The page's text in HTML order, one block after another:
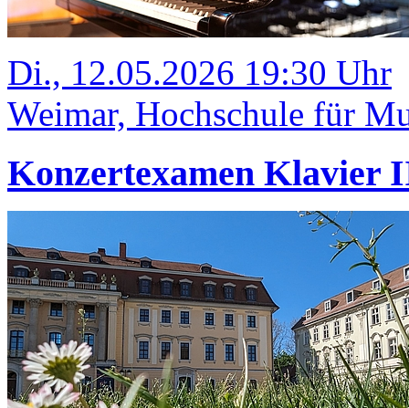
Di., 12.05.2026 19:30 Uhr
Weimar, Hochschule für
Konzertexamen Klavier